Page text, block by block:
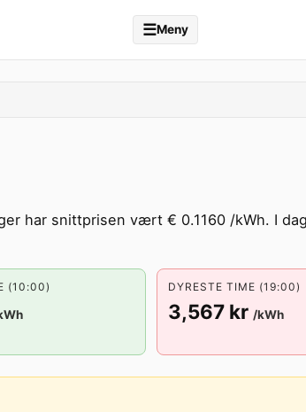
☰Meny
har snittprisen vært € 0.1160 /kWh. I
(10:00) DYRESTE TIME (19:00)
3,567 kr /kWh